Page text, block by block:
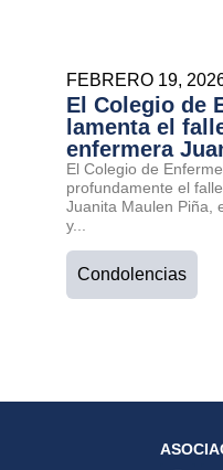
FEBRERO 19,
El Colegio de
lamenta el
enfermera
El Colegio de
profundamente el
Juanita Maulen Piña,
y...
Condolencias